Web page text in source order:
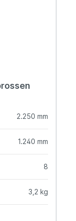
2.250 mm
1.240 mm
8
3,2 kg